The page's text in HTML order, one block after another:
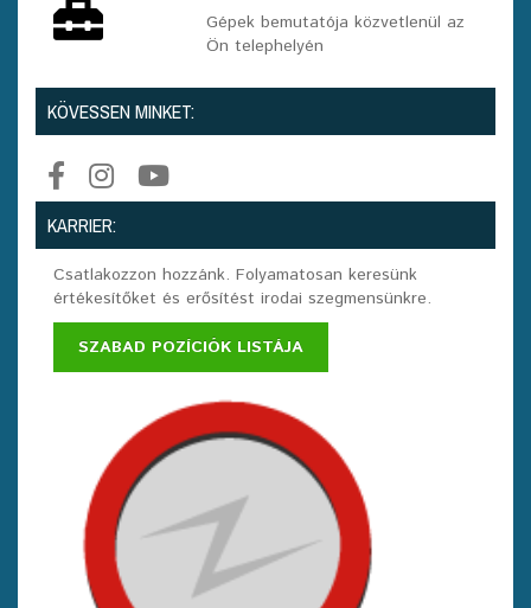
Gépek bemutatója közvetlenül az
Ön telephelyén
KÖVESSEN MINKET:
KARRIER:
Csatlakozzon hozzánk. Folyamatosan keresünk
értékesítőket és erősítést irodai szegmensünkre.
SZABAD POZÍCIÓK LISTÁJA